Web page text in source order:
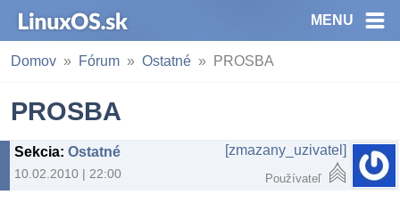
MENU
Domov Fórum Ostatné PROSBA
PROSBA
Sekcia: Ostatné
10.02.2010 | 22:00
[zmazany_uzivatel]
Používateľ